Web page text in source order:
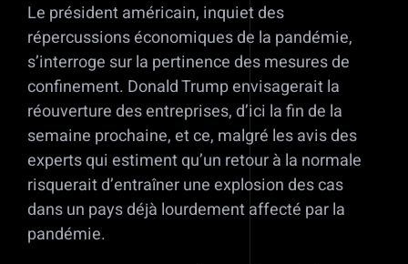
Le président américain, inquiet des
répercussions économiques de la pandémie,
s’interroge sur la pertinence des mesures de
confinement. Donald Trump envisagerait la
réouverture des entreprises, d’ici la fin de la
semaine prochaine, et ce, malgré les avis des
experts qui estiment qu’un retour à la normale
risquerait d’entraîner une explosion des cas
dans un pays déjà lourdement affecté par la
pandémie.